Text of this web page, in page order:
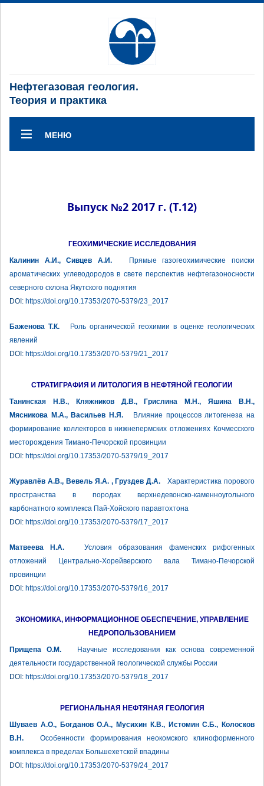
Нефтегазовая геология.
Теория и практика
МЕНЮ
Выпуск №2 2017 г. (Т.12)
ГЕОХИМИЧЕСКИЕ ИССЛЕДОВАНИЯ
Калинин А.И., Сивцев А.И.Прямые газогеохимические поиски
ароматических углеводородов в свете перспектив нефтегазоносности
северного склона Якутского поднятия
DOI: https://doi.org/10.17353/2070-5379/23_2017
Баженова Т.К. Роль органической геохимии в оценке геологических
явлений
DOI: https://doi.org/10.17353/2070-5379/21_2017
СТРАТИГРАФИЯ И ЛИТОЛОГИЯ В НЕФТЯНОЙ ГЕОЛОГИИ
Танинская Н.В., Кляжников Д.В., Грислина М.Н., Яшина В.Н.,
Мясникова М.А., Васильев Н.Я. Влияние процессов литогенеза на
формирование коллекторов в нижнепермских отложениях Кочмесского
месторождения Тимано-Печорской провинции
DOI: https://doi.org/10.17353/2070-5379/19_2017
Журавлёв А.В., Вевель Я.А. , Груздев Д.А. Характеристика порового
пространства в породах верхнедевонско-каменноугольного
карбонатного комплекса Пай-Хойского паравтохтона
DOI: https://doi.org/10.17353/2070-5379/17_2017
Матвеева Н.А. Условия образования фаменских рифогенных
отложений Центрально-Хорейверского вала Тимано-Печорской
провинции
DOI: https://doi.org/10.17353/2070-5379/16_2017
ЭКОНОМИКА, ИНФОРМАЦИОННОЕ ОБЕСПЕЧЕНИЕ, УПРАВЛЕНИЕ
НЕДРОПОЛЬЗОВАНИЕМ
Прищепа О.М. Научные исследования как основа современной
деятельности государственной геологической службы России
DOI: https://doi.org/10.17353/2070-5379/18_2017
РЕГИОНАЛЬНАЯ НЕФТЯНАЯ ГЕОЛОГИЯ
Шуваев А.О., Богданов О.А., Мусихин К.В., Истомин С.Б., Колосков
В.Н. Особенности формирования неокомского клиноформенного
комплекса в пределах Большехетской впадины
DOI: https://doi.org/10.17353/2070-5379/24_2017